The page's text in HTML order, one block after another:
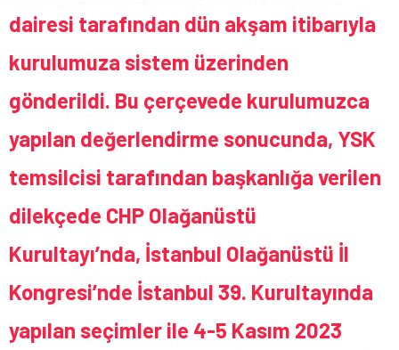
dairesi tarafından dün akşam itibarıyla
kurulumuza sistem üzerinden
gönderildi. Bu çerçevede kurulumuzca
yapılan değerlendirme sonucunda, YSK
temsilcisi tarafından başkanlığa verilen
dilekçede CHP Olağanüstü
Kurultayı’nda, İstanbul Olağanüstü İl
Kongresi’nde İstanbul 39. Kurultayında
yapılan seçimler ile 4-5 Kasım 2023